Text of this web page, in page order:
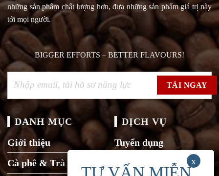
những sản phẩm chất lượng hơn, đưa những sản phẩm giá trị này
tới mọi người.
BIGGER EFFORTS – BETTER FLAVOURS!
DANH MỤC
Giới thiệu
Cà phê & Trà
DỊCH VỤ
Tuyển dụng
Liên hệ